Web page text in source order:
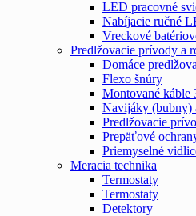
LED pracovné
Nabíjacie ručné
Vreckové
Predlžovacie prívody a
Domáce
Flexo šnúry
Montované káble
Navijáky (bubny)
Predlžovacie
Prepäťové
Priemyselné
Meracia technika
Termostaty
Termostaty
Detektory